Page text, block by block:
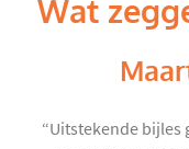
Wat
“Uitstekende bijles